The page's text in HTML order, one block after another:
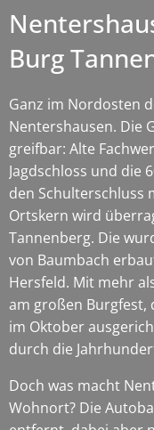
Burg
Ganz im Nordosten
Nentershausen. Die
greifbar: Alte
Jagdschloss und die
den Schulterschluss
Ortskern wird
Tannenberg. Die
von Baumbach
Hersfeld. Mit mehr
am großen Burgfest,
im Oktober
durch die
Doch was macht
Wohnort? Die